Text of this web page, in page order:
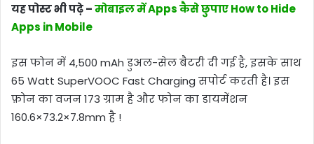
यह पोस्ट भी पढ़े –मोबाइल में Apps कैसे छुपाए How to Hide
Apps in Mobile
इस फोन में 4,500 mAh डुअल-सेल बैटरी दी गई है, इसके साथ
65 Watt SuperVOOC Fast Charging सपोर्ट करती है। इस
फ़ोन का वजन 173 ग्राम है और फोन का डायमेंशन
160.6×73.2×7.8mm है !